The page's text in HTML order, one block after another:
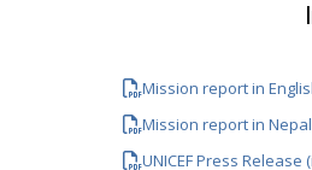
Mission report in
Mission report in
UNICEF Press Release